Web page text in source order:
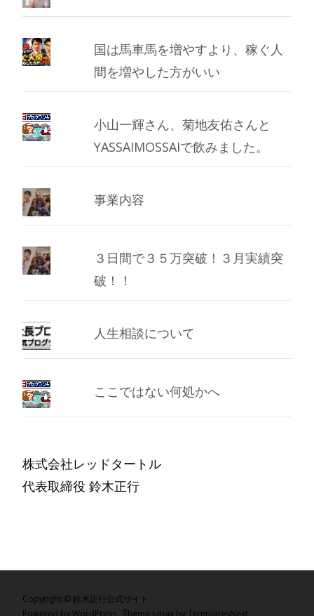
国は馬車馬を増やすより、稼ぐ人
間を増やした方がいい
小山一輝さん、菊地友佑さんと
YASSAIMOSSAIで飲みました。
事業内容
３日間で３５万突破！３月実績突
破！！
人生相談について
ここではない何処かへ
株式会社レッドタートル
代表取締役 鈴木正行
Copyright © 鈴木正行公式サイト
Powered by WordPress , Theme i-max by TemplatesNext.